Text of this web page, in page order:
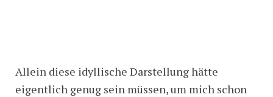
Allein diese idyllische Darstellung hätte
eigentlich genug sein müssen, um mich schon